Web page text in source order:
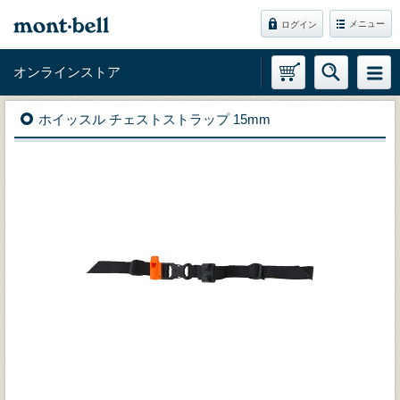
ログイン メニュー
オンラインストア
ホイッスル チェストストラップ 15mm